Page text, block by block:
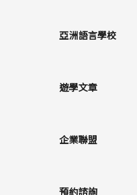
碧瑤
克拉克
亞洲語言學校
遊學文章
遊學懶人包
語言學校/生活
企業聯盟
上學院留學
預約諮詢